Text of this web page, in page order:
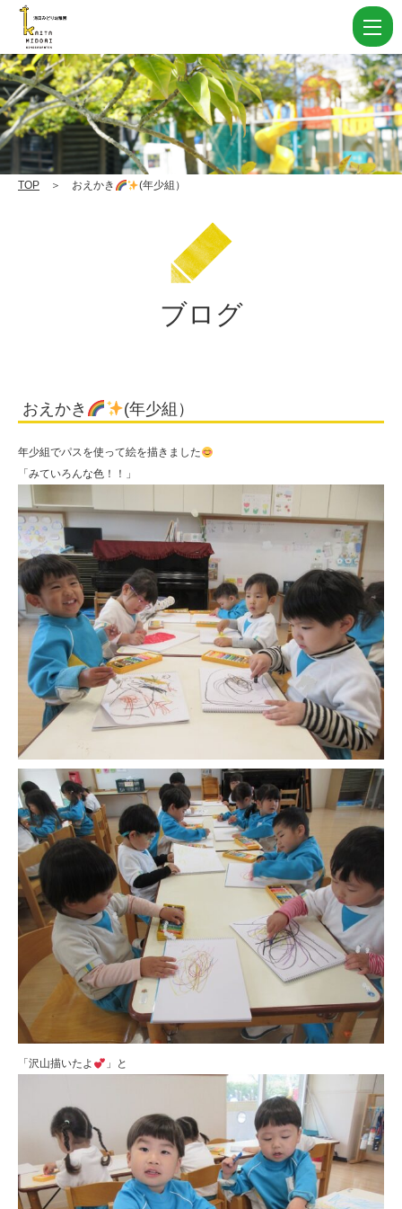
え
か
き
学
住
学
園
TOP ＞ おえかき (年少組）
ブログ
おえかき (年少組）
年少組でパスを使って絵を描きました
「みていろんな色！！」
「沢山描いたよ 」と